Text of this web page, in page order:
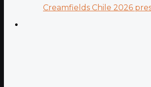
Creamfields Chile 2026